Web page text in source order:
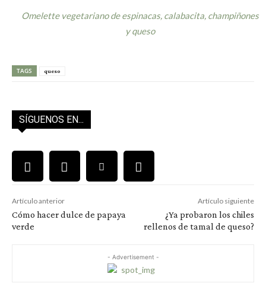
Omelette vegetariano de espinacas, calabacita, champiñones
y queso
TAGS queso
SÍGUENOS EN...
Artículo anterior
Cómo hacer dulce de papaya
verde
Artículo siguiente
¿Ya probaron los chiles
rellenos de tamal de queso?
- Advertisement -